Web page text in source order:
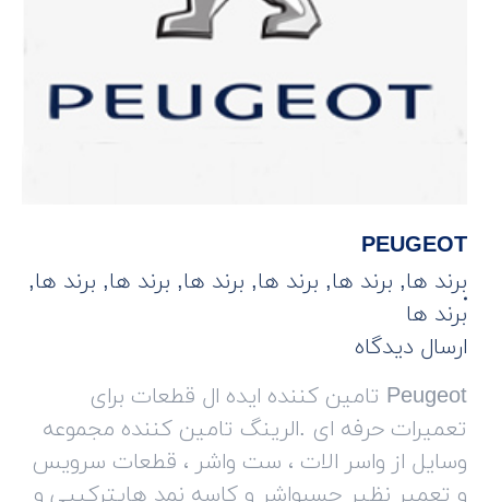
PEUGEOT
برند ها, برند ها, برند ها, برند ها, برند ها, برند ها,
برند ها
ارسال دیدگاه
Peugeot تامین کننده ایده ال قطعات برای
تعمیرات حرفه ای .الرینگ تامین کننده مجموعه
وسایل از واسر الات ، ست واشر ، قطعات سرویس
و تعمیر نظیر چسبواشر و کاسه نمد هایترکیبی و